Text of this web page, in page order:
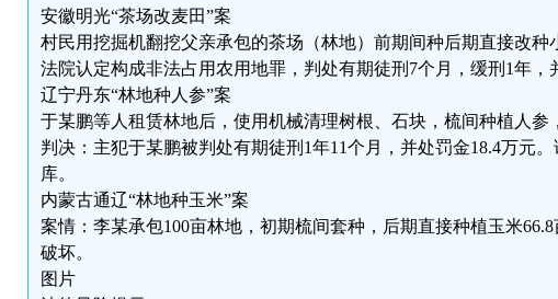
安徽明光“茶场改麦田”案
村民用挖掘机翻挖父亲承包的茶场（林地）前期间种后期直接改种
法院认定构成非法占用农用地罪，判处有期徒刑7个月，缓刑1年，
辽宁丹东“林地种人参”案
于某鹏等人租赁林地后，使用机械清理树根、石块，梳间种植人参
判决：主犯于某鹏被判处有期徒刑1年11个月，并处罚金18.4万元
库。
内蒙古通辽“林地种玉米”案
案情：李某承包100亩林地，初期梳间套种，后期直接种植玉米
破坏。
图片